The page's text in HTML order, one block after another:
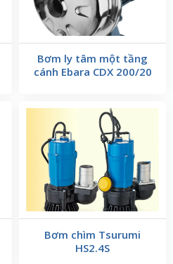
Bơm ly tâm một tầng
cánh Ebara CDX 200/20
Bơm chìm Tsurumi
HS2.4S